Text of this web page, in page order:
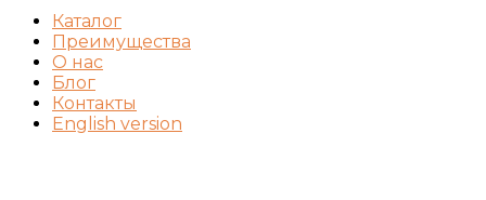
Каталог
Преимущества
О нас
Блог
Контакты
English version